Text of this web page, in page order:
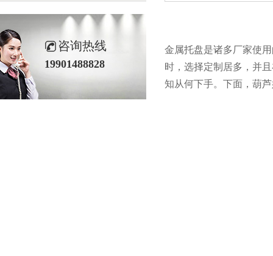
金属托盘是诸多厂家使用的
时，选择定制居多，并
知从何下手。下面，
咨询热线
19901488828